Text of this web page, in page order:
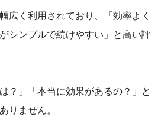
広く利用されており、「効率よく
シンプルで続けやすい」と高い評
？」「本当に効果があるの？」と
りません。